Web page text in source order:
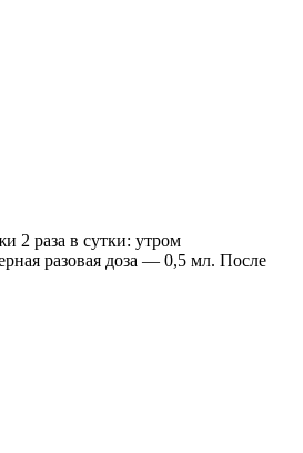
2 раза в сутки: утром
разовая доза — 0,5 мл. После